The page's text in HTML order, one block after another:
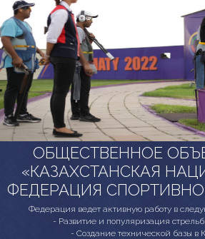
ОБЩЕСТВЕННОЕ
«КАЗАХСТАНСКАЯ
ФЕДЕРАЦИЯ
Федерация ведет активную работу в
- Развитие и популяризация
- Создание технической базы в